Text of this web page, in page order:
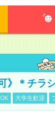
》＊チラ
大学生歓迎